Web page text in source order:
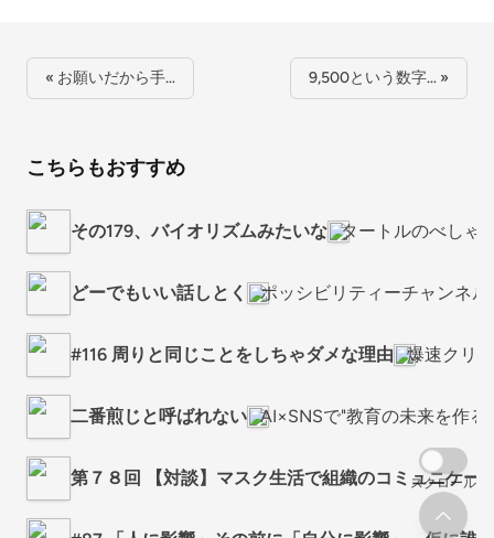
« お願いだから手… 9,500という数字… »
こちらもおすすめ
その179、バイオリズムみたいな タートルのべしゃ
どーでもいい話しとく ポッシビリティーチャンネル
#116 周りと同じことをしちゃダメな理由 爆速クリ
二番煎じと呼ばれない AI×SNSで"教育の未来を作る
第７８回 【対談】マスク生活で組織のコミュニケー
スクロール